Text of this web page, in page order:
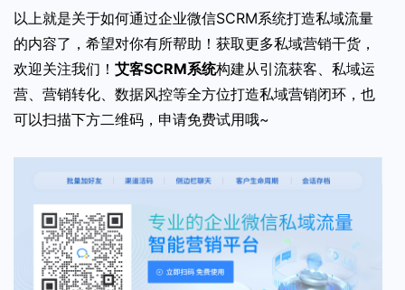
以上就是关于如何通过企业微信SCRM系统打造私域流量
的内容了，希望对你有所帮助！获取更多私域营销干货，
欢迎关注我们！ 艾客SCRM系统构建从引流获客、私域运
营、营销转化、数据风控等全方位打造私域营销闭环，也
可以扫描下方二维码，申请免费试用哦~